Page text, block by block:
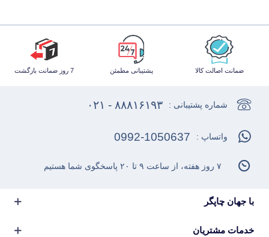
ضمانت اصالت کالا پشتیبانی مطمئن 7 روز ضمانت بازگشت
با جهان چاپگر
خدمات مشتریان
شماره پشتیبانی : ۸۸۸۱۶۱۹۳ - ۰۲۱
واتساپ : 0992-1050637
۷ روز هفته، از ساعت ۹ تا ۲۰ پاسخگوی شما هستیم